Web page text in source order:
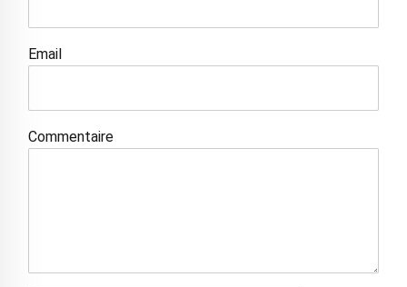
Email
Commentaire